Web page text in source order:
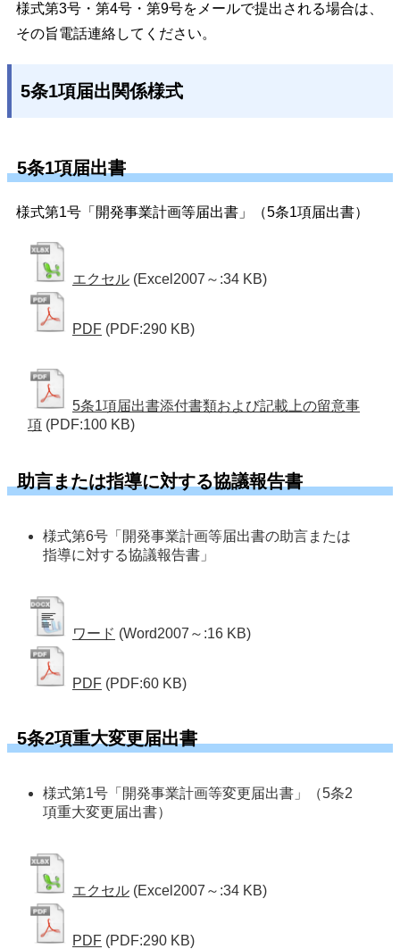
様式第3号・第4号・第9号をメールで提出される場合は、
その旨電話連絡してください。
5条1項届出関係様式
5条1項届出書
様式第1号「開発事業計画等届出書」（5条1項届出書）
エクセル (Excel2007～:34 KB)
PDF (PDF:290 KB)
5条1項届出書添付書類および記載上の留意事
項 (PDF:100 KB)
助言または指導に対する協議報告書
様式第6号「開発事業計画等届出書の助言または
指導に対する協議報告書」
ワード (Word2007～:16 KB)
PDF (PDF:60 KB)
5条2項重大変更届出書
様式第1号「開発事業計画等変更届出書」（5条2
項重大変更届出書）
エクセル (Excel2007～:34 KB)
PDF (PDF:290 KB)